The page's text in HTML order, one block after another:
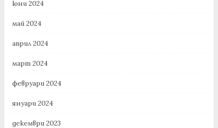
юни 2024
май 2024
април 2024
март 2024
февруари 2024
януари 2024
декември 2023